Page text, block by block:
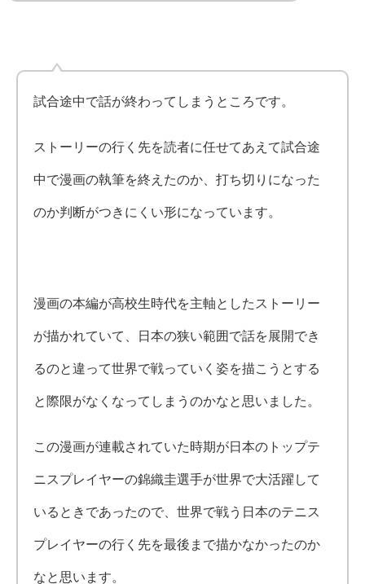
試合途中で話が終わってしまうところです。
ストーリーの行く先を読者に任せてあえて試合途
中で漫画の執筆を終えたのか、打ち切りになった
のか判断がつきにくい形になっています。
漫画の本編が高校生時代を主軸としたストーリー
が描かれていて、日本の狭い範囲で話を展開でき
るのと違って世界で戦っていく姿を描こうとする
と際限がなくなってしまうのかなと思いました。
この漫画が連載されていた時期が日本のトップテ
ニスプレイヤーの錦織圭選手が世界で大活躍して
いるときであったので、世界で戦う日本のテニス
プレイヤーの行く先を最後まで描かなかったのか
なと思います。